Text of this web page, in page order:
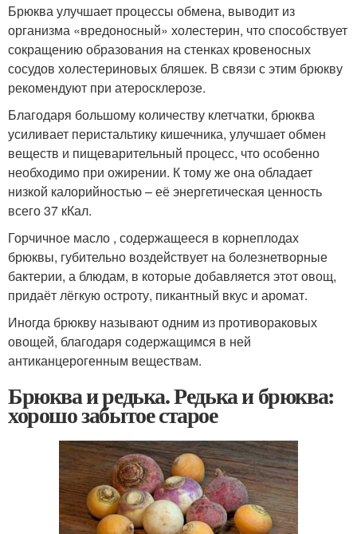
Брюква улучшает процессы обмена, выводит из
организма «вредоносный» холестерин, что способствует
сокращению образования на стенках кровеносных
сосудов холестериновых бляшек. В связи с этим брюкву
рекомендуют при атеросклерозе.
Благодаря большому количеству клетчатки, брюква
усиливает перистальтику кишечника, улучшает обмен
веществ и пищеварительный процесс, что особенно
необходимо при ожирении. К тому же она обладает
низкой калорийностью – её энергетическая ценность
всего 37 кКал.
Горчичное масло , содержащееся в корнеплодах
брюквы, губительно воздействует на болезнетворные
бактерии, а блюдам, в которые добавляется этот овощ,
придаёт лёгкую остроту, пикантный вкус и аромат.
Иногда брюкву называют одним из противораковых
овощей, благодаря содержащимся в ней
антиканцерогенным веществам.
Брюква и редька. Редька и брюква:
хорошо забытое старое